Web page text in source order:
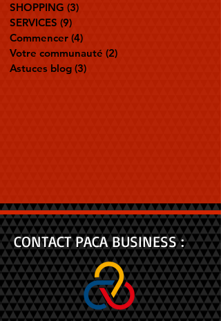
SHOPPING (3)
SERVICES (9)
Commencer (4)
Votre communauté (2)
Astuces blog (3)
CONTACT PACA BUSINESS :